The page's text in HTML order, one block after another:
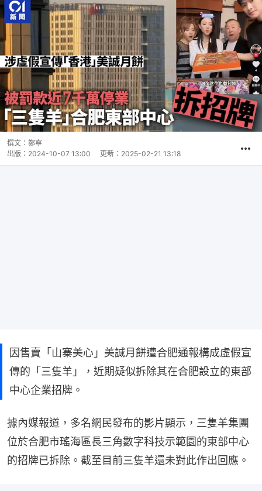
撰文： 鄭寧
出版： 2024-10-07 13:00 更新： 2025-02-21 13:18
因售賣「山寨美心」美誠月餅遭合肥通報構成虛假宣
傳的「三隻羊」，近期疑似拆除其在合肥設立的東部
中心企業招牌。
據內媒報道，多名網民發布的影片顯示，三隻羊集團
位於合肥市瑤海區長三角數字科技示範園的東部中心
的招牌已拆除。截至目前三隻羊還未對此作出回應。